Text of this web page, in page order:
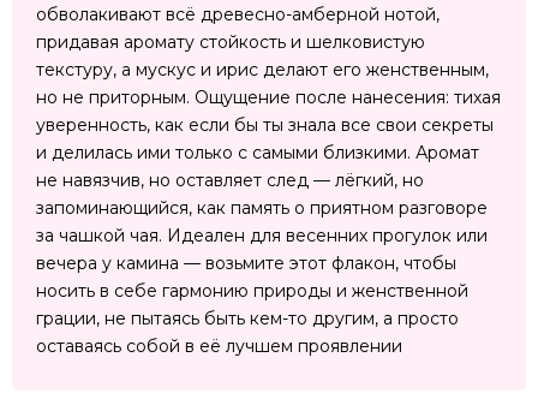
обволакивают всё древесно-амберной нотой,
придавая аромату стойкость и шелковистую
текстуру, а мускус и ирис делают его женственным,
но не приторным. Ощущение после нанесения: тихая
уверенность, как если бы ты знала все свои секреты
и делилась ими только с самыми близкими. Аромат
не навязчив, но оставляет след — лёгкий, но
запоминающийся, как память о приятном разговоре
за чашкой чая. Идеален для весенних прогулок или
вечера у камина — возьмите этот флакон, чтобы
носить в себе гармонию природы и женственной
грации, не пытаясь быть кем-то другим, а просто
оставаясь собой в её лучшем проявлении